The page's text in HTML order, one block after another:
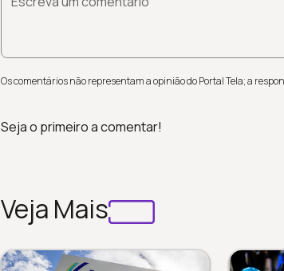
Os comentários não representam a opinião do Portal Tela; a
Seja o primeiro a comentar!
Veja Mais